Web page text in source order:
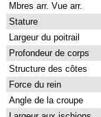
Mbres arr. Vue arr.
Stature
Largeur du poitrail
Profondeur de corps
Structure des côtes
Force du rein
Angle de la croupe